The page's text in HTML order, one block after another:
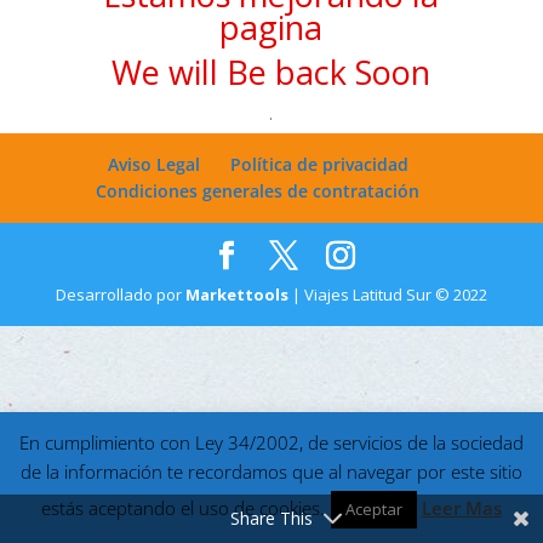
pagina
We will Be back Soon
.
Aviso Legal
Política de privacidad
Condiciones generales de contratación
Desarrollado por Markettools | Viajes Latitud Sur © 2022
En cumplimiento con Ley 34/2002, de servicios de la sociedad
de la información te recordamos que al navegar por este sitio
estás aceptando el uso de cookies.
Aceptar Leer Mas
Share This